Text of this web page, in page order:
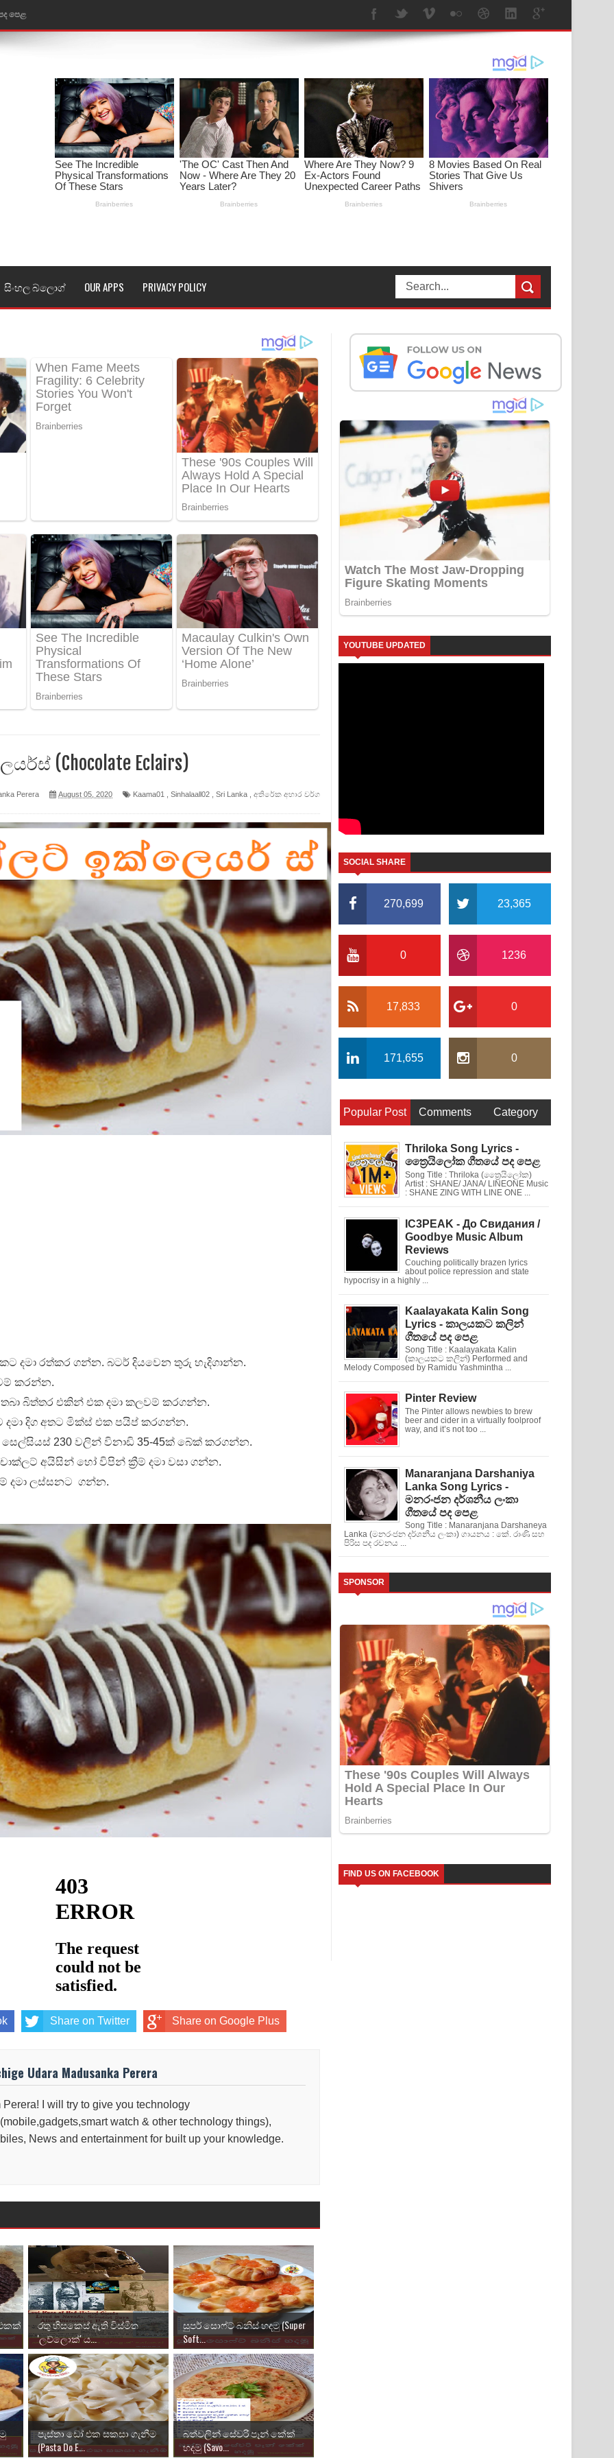
පෙළ
ගීතයේ පද පෙළ
පද පෙළ
cup song lyrics
පෙළ
ගීතයේ පද පෙළ
පද පෙළ
පෙළ
පද පෙළ
පද පෙළ
ලියන්න ගීතයේ පද පෙළ
පෙළ
පෙළ
පද පෙළ
පද පෙළ
සිංහල බ්ලොග් OUR APPS PRIVACY POLICY
(Chocolate Eclairs)
Perera August 05, 2020 Kaama01 Sinhalaall02 Sri Lanka
අතිරේක අහාර වර්ග
දමා රත්කර ගන්න. බටර් දියවෙන තුරු හැදිගාන්න.
කරන්න.
බිත්තර එකින් එක දමා කලවම් කරගන්න.
දිග අතට මික්ස් එක පයිප් කරගන්න.
230 වලින් විනාඩි 35-45ක් බේක් කරගන්න.
අයිසින් හෝ විපින් ක්‍රීම් දමා වසා ගන්න.
දමා ලස්සනට ගන්න.
Share on Twitter Share on Google Plus
Udara Madusanka Perera
Perera! I will try to give you technology
watch & other technology things),
News and entertainment for built up your knowledge.
රතු හිසකෙස් ඇති විස්මිත
'ලව්ලොක්' ය...
සුපර් සොෆ්ට් බනිස් හදමු (Super
Soft...
පැස්තා ඩෝ එක සකසා ගැනීම
(Pasta Do E...
බත්වලින් සේවරි පෑන් කේක්
හදමු (Savo...
YOUTUBE UPDATED
SOCIAL SHARE
270,699 23,365
0 1236
17,833 0
171,655 0
Popular Post Comments Category
Thriloka Song Lyrics -
ත්‍රෛයිලෝක ගීතයේ පද පෙළ
Song Title : Thriloka (ත්‍රෛයිලෝක)
Artist : SHANE/ JANA/ LINEONE Music
: SHANE ZING WITH LINE ONE ...
IC3PEAK - До Свидания /
Goodbye Music Album
Reviews
Couching politically brazen lyrics
about police repression and state
hypocrisy in a highly ...
Kaalayakata Kalin Song
Lyrics - කාලයකට කලින්
ගීතයේ පද පෙළ
Song Title : Kaalayakata Kalin
(කාලයකට කලින්) Performed and
Melody Composed by Ramidu Yashmintha ...
Pinter Review
The Pinter allows newbies to brew
beer and cider in a virtually foolproof
way, and it’s not too ...
Manaranjana Darshaniya
Lanka Song Lyrics -
මනරංජන දර්ශනීය ලංකා
ගීතයේ පද පෙළ
Song Title : Manaranjana Darshaneya
Lanka (මනරංජන දර්ශනීය ලංකා) ගායනය : කේ. රාණි සහ
පිරිස පද රචනය ...
SPONSOR
FIND US ON FACEBOOK